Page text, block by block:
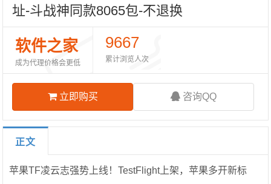
址-斗战神同款8065包-不退换
软件之家
成为代理价格会更低
9667
累计浏览人次
立即购买 咨询QQ
正文
苹果TF凌云志强势上线！TestFlight上架，苹果多开新标